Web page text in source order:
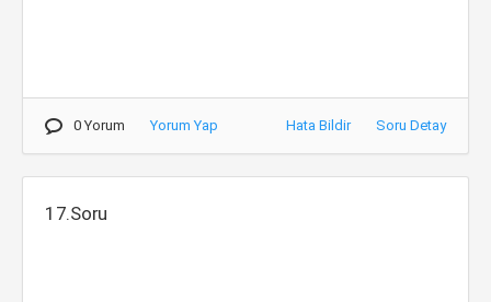
0 Yorum Yorum Yap Hata Bildir Soru Detay
17.Soru